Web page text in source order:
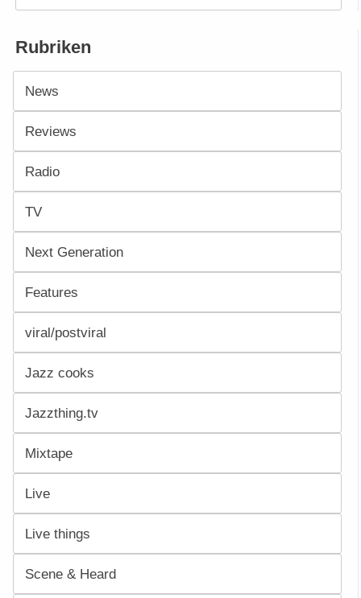
Rubriken
News
Reviews
Radio
TV
Next Generation
Features
viral/postviral
Jazz cooks
Jazzthing.tv
Mixtape
Live
Live things
Scene & Heard